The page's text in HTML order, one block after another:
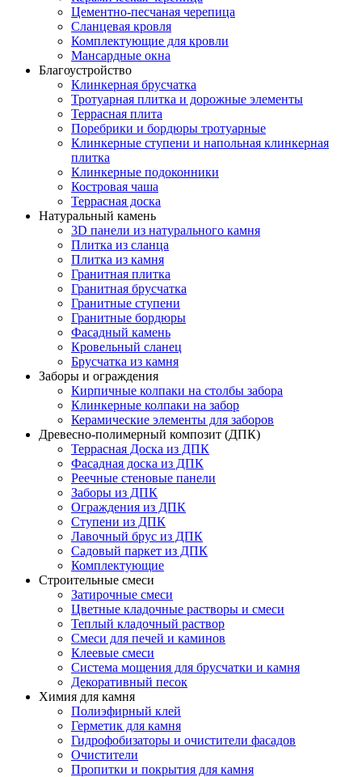
Цементно-песчаная черепица
Сланцевая кровля
Комплектующие для кровли
Мансардные окна
Благоустройство
Клинкерная брусчатка
Тротуарная плитка и дорожные элементы
Террасная плита
Поребрики и бордюры тротуарные
Клинкерные ступени и напольная клинкерная
плитка
Клинкерные подоконники
Костровая чаша
Террасная доска
Натуральный камень
3D панели из натурального камня
Плитка из сланца
Плитка из камня
Гранитная плитка
Гранитная брусчатка
Гранитные ступени
Гранитные бордюры
Фасадный камень
Кровельный сланец
Брусчатка из камня
Заборы и ограждения
Кирпичные колпаки на столбы забора
Клинкерные колпаки на забор
Керамические элементы для заборов
Древесно-полимерный композит (ДПК)
Террасная Доска из ДПК
Фасадная доска из ДПК
Реечные стеновые панели
Заборы из ДПК
Ограждения из ДПК
Ступени из ДПК
Лавочный брус из ДПК
Садовый паркет из ДПК
Комплектующие
Строительные смеси
Затирочные смеси
Цветные кладочные растворы и смеси
Теплый кладочный раствор
Смеси для печей и каминов
Клеевые смеси
Система мощения для брусчатки и камня
Декоративный песок
Химия для камня
Полиэфирный клей
Герметик для камня
Гидрофобизаторы и очистители фасадов
Очистители
Пропитки и покрытия для камня